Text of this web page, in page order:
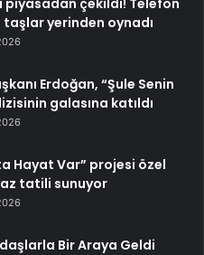
taşlar yerinden oynadı
Erdoğan, “Şule Senin
galasına katıldı
Hayat Var” projesi özel
tatili sunuyor
Bir Araya Geldi